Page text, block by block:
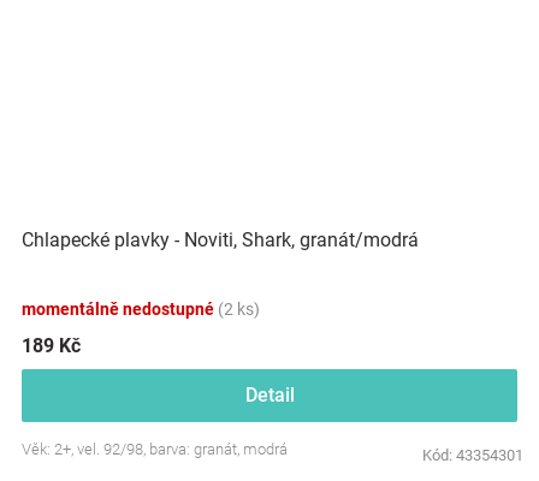
Chlapecké plavky - Noviti, Shark, granát/modrá
momentálně nedostupné (2 ks)
189 Kč
Detail
Věk: 2+, vel. 92/98, barva: granát, modrá Kód: 43354301